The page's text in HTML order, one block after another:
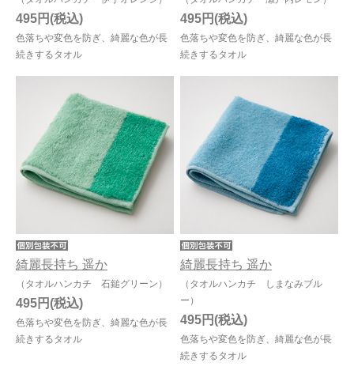
色落ちや変色を防ぎ、綺麗な色が長
続きするタオル
495円
色落ちや変色を防ぎ、綺麗な色が長
続きするタオル
495円
綺麗長持ち 遥か
（タオルハンカチ 石鎚グリーン）
色落ちや変色を防ぎ、綺麗な色が長
続きするタオル
495円
綺麗長持ち 遥か
（タオルハンカチ しまなみブル
ー）
色落ちや変色を防ぎ、綺麗な色が長
続きするタオル
495円